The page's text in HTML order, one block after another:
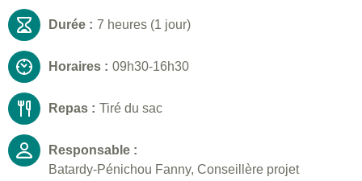
Durée : 7 heures (1 jour)
Horaires : 09h30-16h30
Repas : Tiré du sac
Responsable :
Batardy-Pénichou Fanny, Conseillère projet